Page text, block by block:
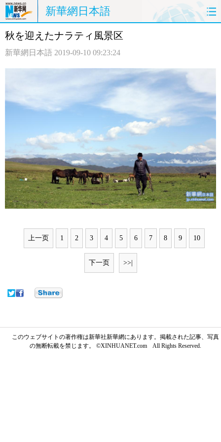
新華網日本語
ホームページ 政治
評論 写真
中日対訳
秋を迎えたナラティ風景区
新華網日本語 2019-09-10 09:23:24
上一页 1 2 3 4 5 6 7 8 9 10
下一页 >>|
このウェブサイトの著作権は新華社新華網にあります。掲載された記事、写真
の無断転載を禁じます。 ©XINHUANET.com All Rights Reserved.